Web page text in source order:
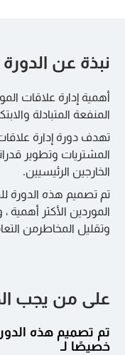
نبذة عن الدورة
أهمية إدارة علاقات
المنفعة المتبادلة
تهدف دورة إدارة
المشتريات وتطوير
الخارجين الرئيسيين.
تم تصميم هذه الدورة
الموردين الأكثر
وتقليل المخاطرمن
على من يجب
تم تصميم هذه
خصيصًا لـ